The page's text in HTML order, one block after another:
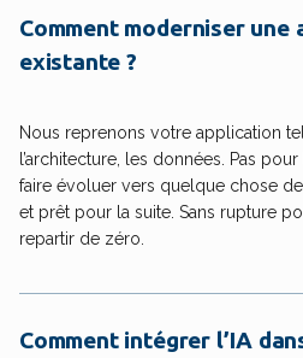
Comment moderniser
existante ?
Nous reprenons votre application
l’architecture, les données. Pas
faire évoluer vers quelque chose
et prêt pour la suite. Sans rupture
repartir de zéro.
Comment intégrer l’IA